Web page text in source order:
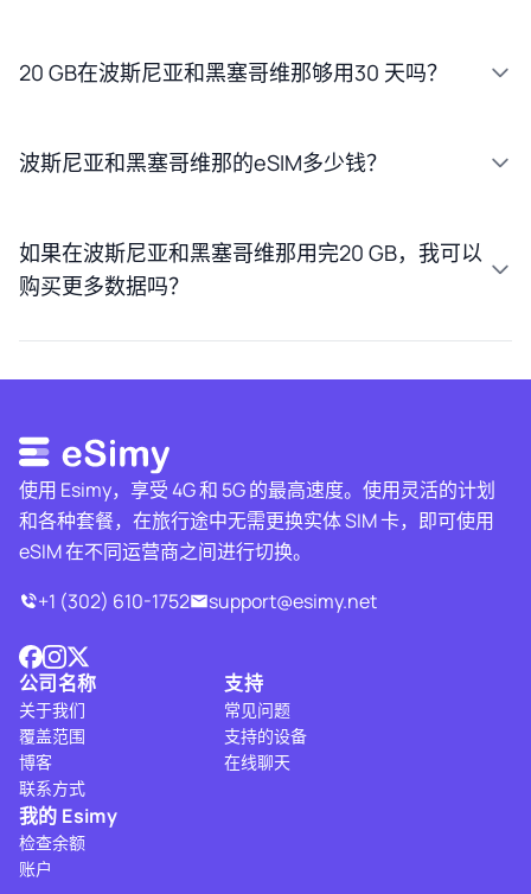
20 GB在波斯尼亚和黑塞哥维那够用30 天吗？
波斯尼亚和黑塞哥维那的eSIM多少钱？
如果在波斯尼亚和黑塞哥维那用完20 GB，我可以
购买更多数据吗？
使用 Esimy，享受 4G 和 5G 的最高速度。使用灵活的计划
和各种套餐，在旅行途中无需更换实体 SIM 卡，即可使用
eSIM 在不同运营商之间进行切换。
+1 (302) 610-1752
support@esimy.net
公司名称
关于我们
覆盖范围
博客
联系方式
支持
常见问题
支持的设备
在线聊天
我的 Esimy
检查余额
账户